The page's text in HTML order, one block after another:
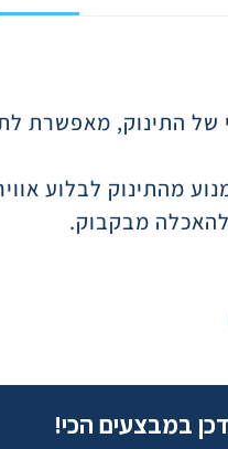
התינוק, מאפשרת
מהתינוק לבלוע
מבקבוק.
במבצעים הכי!